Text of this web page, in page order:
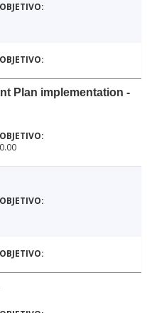
Plan implementation -
0.00